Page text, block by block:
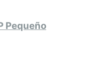
Pequeño